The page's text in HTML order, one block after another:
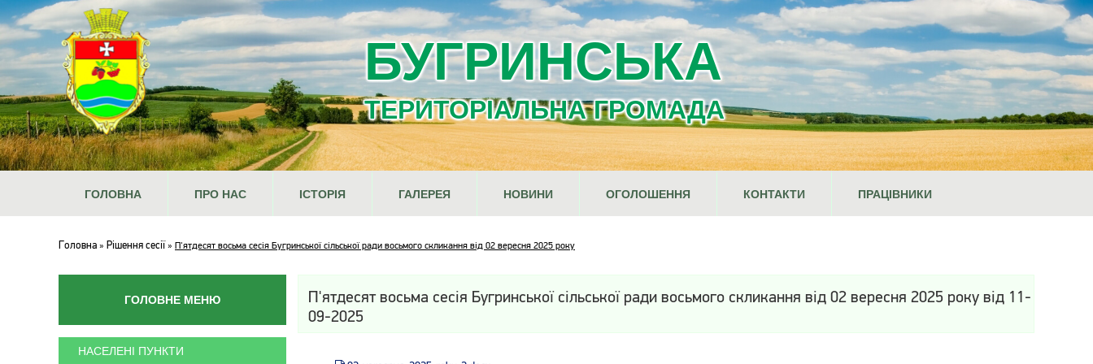
БУГРИНСЬКА
ТЕРИТОРІАЛЬНА ГРОМАДА
ГОЛОВНА ПРО НАС ІСТОРІЯ ГАЛЕРЕЯ НОВИНИ ОГОЛОШЕННЯ КОНТАКТИ ПРАЦІВНИКИ
Головна » Рішення сесії» П'ятдесят восьма сесія Бугринської сільської ради восьмого скликання від 02 вересня 2025 року
ГОЛОВНЕ МЕНЮ
НАСЕЛЕНІ ПУНКТИ
П'ятдесят восьма сесія Бугринської сільської ради восьмого скликання від 02 вересня 2025 року від 11-
09-2025